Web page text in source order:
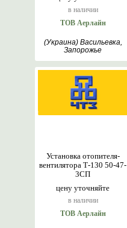
в наличии
ТОВ Аерлайн
(Украина) Васильевка,
Запорожье
цену уточняйте
в наличии
Установка отопителя-
вентилятора Т-130 50-47-
3СП
ТОВ Аерлайн